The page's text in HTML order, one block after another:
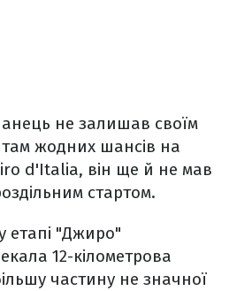
не залишав своїм
жодних шансів на
d'Italia, він ще й не мав
стартом.
етапі "Джиро"
12-кілометрова
частину не значної